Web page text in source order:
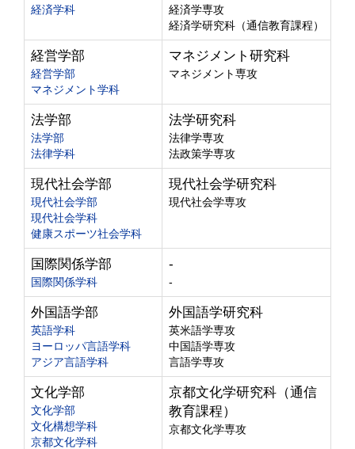
経済学科
経済学専攻
経済学研究科（通信教育課程）
経営学部
経営学部
マネジメント学科
マネジメント研究科
マネジメント専攻
法学部
法学部
法律学科
法学研究科
法律学専攻
法政策学専攻
現代社会学部
現代社会学部
現代社会学科
健康スポーツ社会学科
現代社会学研究科
現代社会学専攻
国際関係学部
国際関係学科
-
-
外国語学部
英語学科
ヨーロッパ言語学科
アジア言語学科
外国語学研究科
英米語学専攻
中国語学専攻
言語学専攻
文化学部
文化学部
文化構想学科
京都文化学科
京都文化学研究科（通信
教育課程）
京都文化学専攻